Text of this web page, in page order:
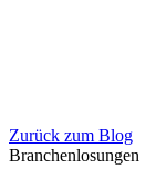
Zurück zum Blog
Branchenlosungen